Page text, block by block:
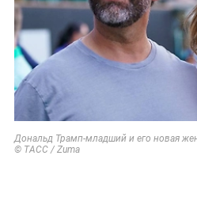
Дональд Трамп-младший и его новая
© ТАСС / Zuma